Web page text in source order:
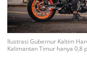
Ilustrasi Gubernur Kaltim
Kalimantan Timur hanya 0,8